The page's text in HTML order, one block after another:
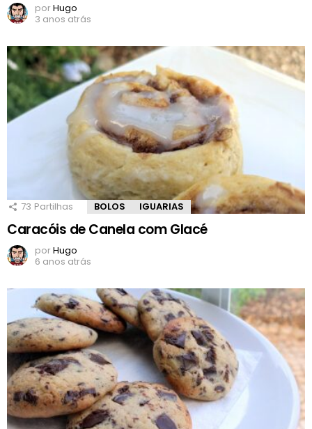
porHugo
3 anos atrás
73 Partilhas BOLOS IGUARIAS
Caracóis de Canela com Glacé
porHugo
6 anos atrás